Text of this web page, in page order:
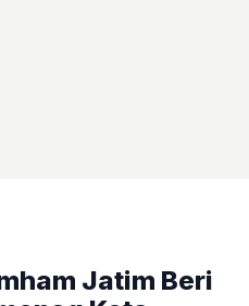
Jatim Beri